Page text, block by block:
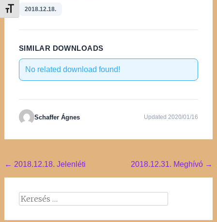
Betűméret váltása
2018.12.18.
SIMILAR DOWNLOADS
No related download found!
Schaffer Ágnes Updated 2020/01/16
Post
navigation
← 2018.12.18. Jelenléti 2018.12.31. Meghívó →
Keresés: